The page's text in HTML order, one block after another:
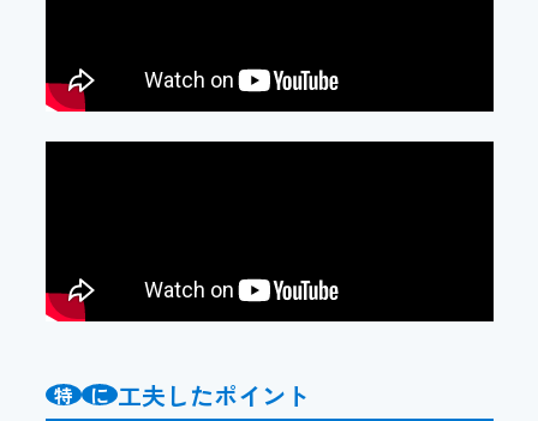
特 に 工夫したポイント